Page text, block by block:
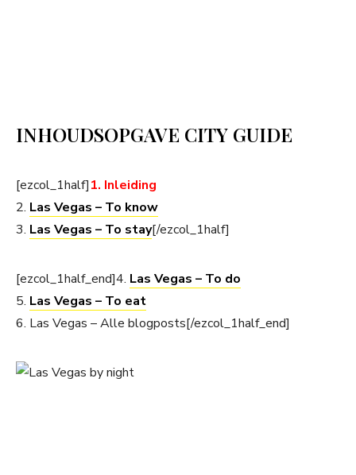
INHOUDSOPGAVE CITY GUIDE
[ezcol_1half]1. Inleiding
2. Las Vegas – To know
3. Las Vegas – To stay[/ezcol_1half]
[ezcol_1half_end]4. Las Vegas – To do
5. Las Vegas – To eat
6. Las Vegas – Alle blogposts[/ezcol_1half_end]